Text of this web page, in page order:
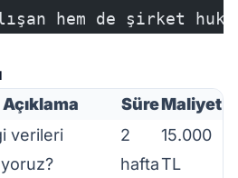
hem de şirket
Açıklama SüreMaliyet
verileri
2
hafta
15.000
TL